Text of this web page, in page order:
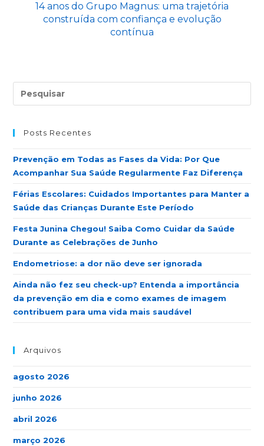
14 anos do Grupo Magnus: uma trajetória
construída com confiança e evolução
contínua
Posts Recentes
Prevenção em Todas as Fases da Vida: Por Que
Acompanhar Sua Saúde Regularmente Faz Diferença
Férias Escolares: Cuidados Importantes para Manter a
Saúde das Crianças Durante Este Período
Festa Junina Chegou! Saiba Como Cuidar da Saúde
Durante as Celebrações de Junho
Endometriose: a dor não deve ser ignorada
Ainda não fez seu check-up? Entenda a importância
da prevenção em dia e como exames de imagem
contribuem para uma vida mais saudável
Arquivos
agosto 2026
junho 2026
abril 2026
março 2026